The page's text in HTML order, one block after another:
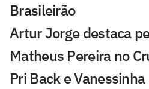
Brasileirão
Artur Jorge destaca
Matheus Pereira no
Pri Back e